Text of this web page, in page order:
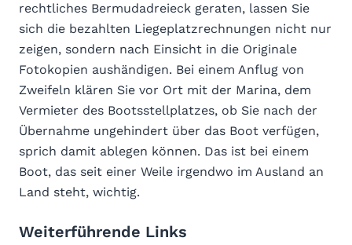
rechtliches Bermudadreieck geraten, lassen Sie
sich die bezahlten Liegeplatzrechnungen nicht nur
zeigen, sondern nach Einsicht in die Originale
Fotokopien aushändigen. Bei einem Anflug von
Zweifeln klären Sie vor Ort mit der Marina, dem
Vermieter des Bootsstellplatzes, ob Sie nach der
Übernahme ungehindert über das Boot verfügen,
sprich damit ablegen können. Das ist bei einem
Boot, das seit einer Weile irgendwo im Ausland an
Land steht, wichtig.
Weiterführende Links